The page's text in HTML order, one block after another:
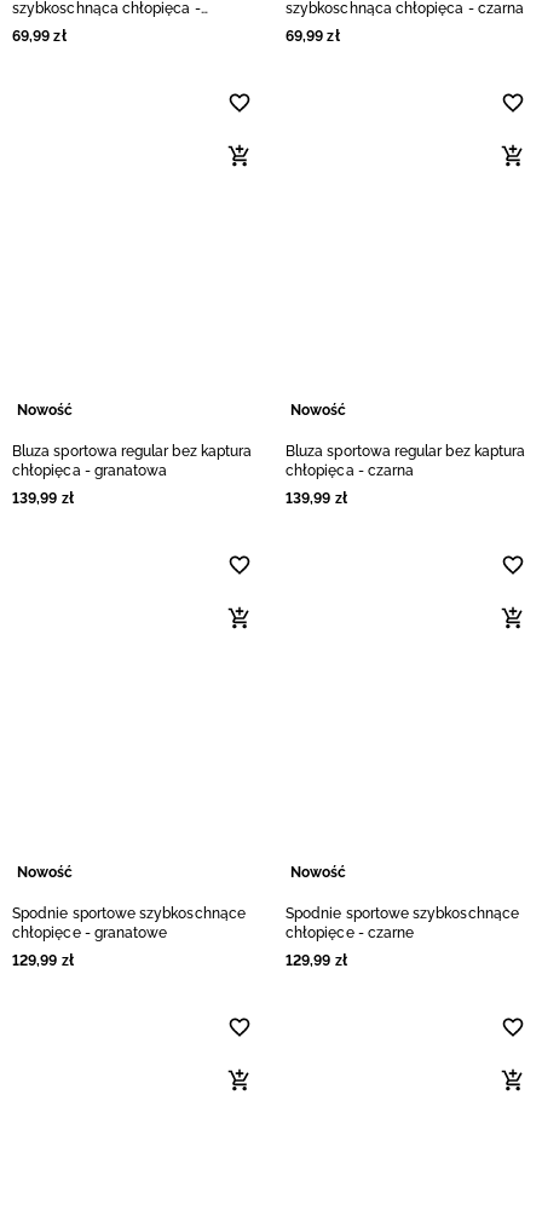
szybkoschnąca chłopięca -
granatowa
69,99 zł
szybkoschnąca chłopięca - czarna
69,99 zł
Nowość
Bluza sportowa regular bez kaptura
chłopięca - granatowa
139,99 zł
Nowość
Bluza sportowa regular bez kaptura
chłopięca - czarna
139,99 zł
Nowość
Spodnie sportowe szybkoschnące
chłopięce - granatowe
129,99 zł
Nowość
Spodnie sportowe szybkoschnące
chłopięce - czarne
129,99 zł